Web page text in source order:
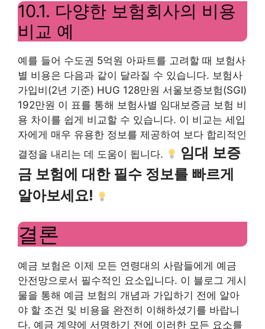
10.1. 다양한 보험회사의 비용
비교 예
예를 들어 수도권 5억원 아파트를 고려할 때 보험사
별 비용은 다음과 같이 달라질 수 있습니다. 보험사
가입비(2년 기준) HUG 128만원 서울보증보험(SGI)
192만원 이 표를 통해 보험사별 임대보증금 보험 비
용 차이를 쉽게 비교할 수 있습니다. 이 비교는 세입
자에게 매우 유용한 정보를 제공하여 보다 합리적인
결정을 내리는 데 도움이 됩니다.
임대 보증
금 보험에 대한 필수 정보를 빠르게
알아보세요!
결론
예금 보험은 이제 모든 연령대의 사람들에게 예금
안전망으로서 필수적인 요소입니다. 이 블로그 게시
물을 통해 예금 보험의 개념과 가입하기 전에 알아
야 할 조건 및 비용을 완전히 이해하셨기를 바랍니
다. 예금 계약에 서명하기 전에 이러한 모든 요소를 ​​